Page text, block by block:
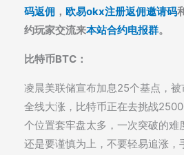
码返佣 ， 欧易okx注册返佣邀请码
约玩家交流来本站合约电报群。
比特币BTC：
凌晨美联储宣布加息25个基点，
全线大涨，比特币正在去挑战
个位置套牢盘太多，一次突破的难
还是要谨慎为上，不要轻易追涨，